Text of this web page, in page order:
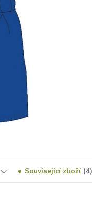
Související zboží 4